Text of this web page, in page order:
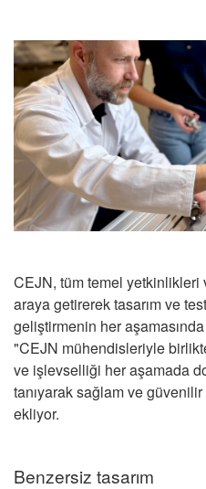
CEJN, tüm temel yetkinlikleri
araya getirerek tasarım ve
geliştirmenin her
"CEJN mühendisleriyle
ve işlevselliği her aşamada
tanıyarak sağlam ve
ekliyor.
Benzersiz tasarım